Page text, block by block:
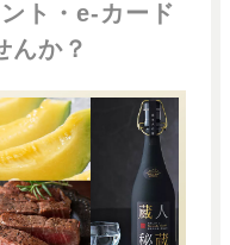
ト・e-カード
んか？